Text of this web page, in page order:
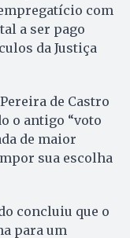
com
a ser pago
da Justiça
de Castro
o antigo “voto
de maior
sua escolha
concluiu que o
para um